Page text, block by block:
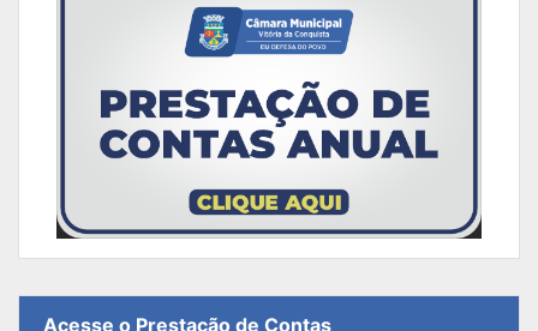
Acesse o Prestação de Contas